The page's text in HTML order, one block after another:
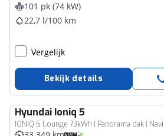
101 pk (74 kW)
22,7 l/100 km
Vergelijk
Bekijk details
Hyundai Ioniq 5